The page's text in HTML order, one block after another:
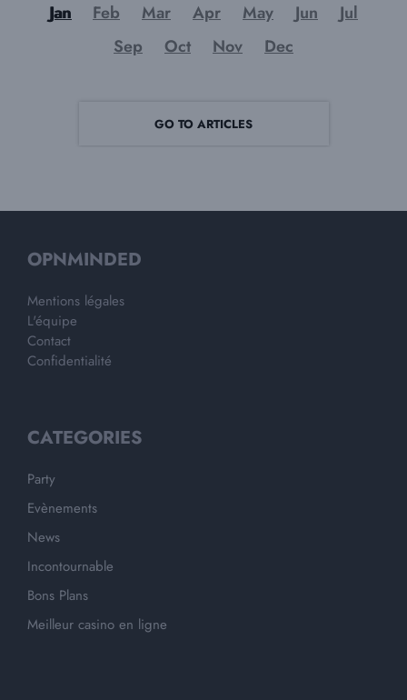
Jan Feb Mar Apr May Jun
Jul
Sep
Oct Nov Dec
GO TO ARTICLES
OPNMINDED
Mentions légales
L'équipe
Contact
Confidentialité
CATEGORIES
Party
Evènements
News
Incontournable
Bons Plans
Meilleur casino en ligne